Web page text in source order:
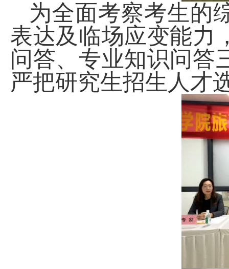
为全面考察考生的
表达及临场应变能力
问答、专业知识问答
严把研究生招生人才